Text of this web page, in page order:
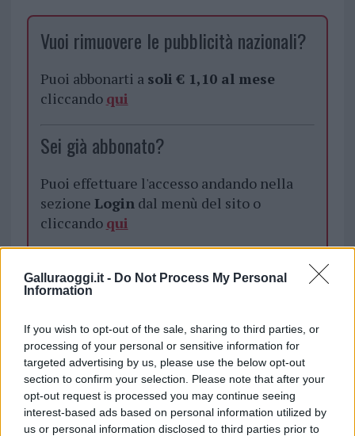
Galluraoggi.it - Do Not Process My Personal
Information
If you wish to opt-out of the sale, sharing to third parties, or
processing of your personal or sensitive information for
targeted advertising by us, please use the below opt-out
section to confirm your selection. Please note that after your
opt-out request is processed you may continue seeing
interest-based ads based on personal information utilized by
us or personal information disclosed to third parties prior to
Vuoi rimuovere le pubblicità nazionali?
Puoi abbonarti a soli € 1,10 al mese
cliccando qui
Sei già abbonato?
Puoi effettuare l'accesso andando nella
sezione Logindal menù del sito o
cliccando qui
TEMI: Cerco Lavoro Olbia
Lavoro Gallura
Offerte Lavoro Gallura
Offerte Lavoro Olbia
Inviaci le tue segnalazioni,
i tuoi video e le tue foto
Su WhatsApp al numero +39
345 356 7512